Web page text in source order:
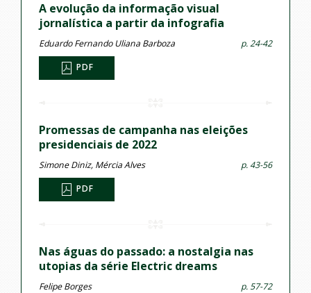
A evolução da informação visual
jornalística a partir da infografia
Eduardo Fernando Uliana Barboza p. 24-42
PDF
Promessas de campanha nas eleições
presidenciais de 2022
Simone Diniz, Mércia Alves p. 43-56
PDF
Nas águas do passado: a nostalgia nas
utopias da série Electric dreams
Felipe Borges p. 57-72